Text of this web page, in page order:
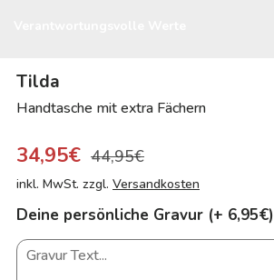
Tilda
Handtasche mit extra Fächern
34,95€ 44,95€
inkl. MwSt. zzgl. Versandkosten
Deine persönliche Gravur (+ 6,95€)